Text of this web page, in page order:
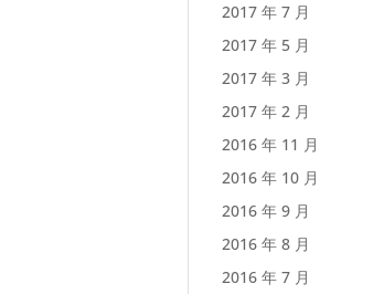
2017 年 7 月
2017 年 5 月
2017 年 3 月
2017 年 2 月
2016 年 11 月
2016 年 10 月
2016 年 9 月
2016 年 8 月
2016 年 7 月